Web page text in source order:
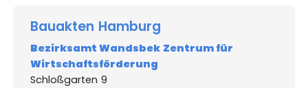
Bauakten Hamburg
Bezirksamt Wandsbek Zentrum für
Wirtschaftsförderung
Schloßgarten 9